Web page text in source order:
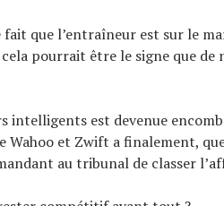
que l’entraîneur est sur le
pourrait être le signe que de
intelligents est devenue
et Zwift a finalement,
au tribunal de classer